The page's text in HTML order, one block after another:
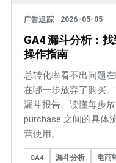
广告追踪· 2026-05-05
GA4 漏斗分析：
操作指南
总转化率看不出问题
在哪一步放弃了购买
漏斗报告、读懂每步
purchase 之间的具体
营使用。
GA4 漏斗分析 电商